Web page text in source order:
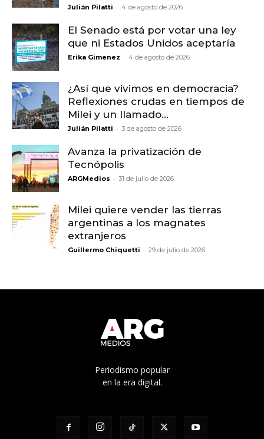
Julián Pilatti - 4 de agosto de 2026
El Senado está por votar una ley
que ni Estados Unidos aceptaría
Erika Gimenez - 4 de agosto de 2026
¿Así que vivimos en democracia?
Reflexiones crudas en tiempos de
Milei y un llamado...
Julián Pilatti - 3 de agosto de 2026
Avanza la privatización de
Tecnópolis
ARGMedios - 31 de julio de 2026
Milei quiere vender las tierras
argentinas a los magnates
extranjeros
Guillermo Chiquetti - 29 de julio de 2026
Periodismo popular
en la era digital.